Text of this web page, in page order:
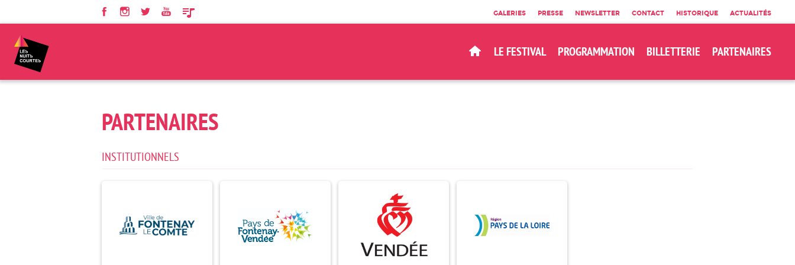
GALERIES PRESSE NEWSLETTER CONTACT HISTORIQUE ACTUALITÉS
LE FESTIVAL PROGRAMMATION BILLETTERIE PARTENAIRES
PARTENAIRES
INSTITUTIONNELS